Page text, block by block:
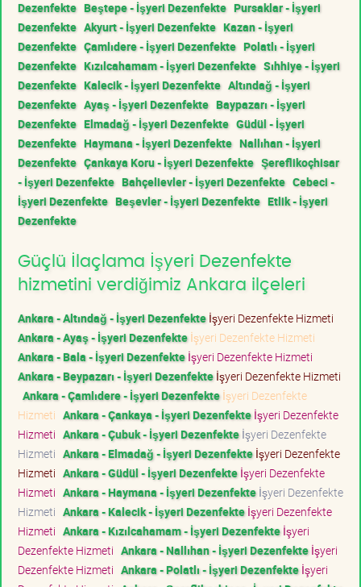
Dezenfekte Beştepe - İşyeri Dezenfekte Pursaklar - İşyeri
Dezenfekte Akyurt - İşyeri Dezenfekte Kazan - İşyeri
Dezenfekte Çamlıdere - İşyeri Dezenfekte Polatlı - İşyeri
Dezenfekte Kızılcahamam - İşyeri Dezenfekte Sıhhiye - İşyeri
Dezenfekte Kalecik - İşyeri Dezenfekte Altındağ - İşyeri
Dezenfekte Ayaş - İşyeri Dezenfekte Baypazarı - İşyeri
Dezenfekte Elmadağ - İşyeri Dezenfekte Güdül - İşyeri
Dezenfekte Haymana - İşyeri Dezenfekte Nallıhan - İşyeri
Dezenfekte Çankaya Koru - İşyeri Dezenfekte Şereflikoçhisar
- İşyeri Dezenfekte Bahçelievler - İşyeri Dezenfekte Cebeci -
İşyeri Dezenfekte Beşevler - İşyeri Dezenfekte Etlik - İşyeri
Dezenfekte
Güçlü İlaçlama İşyeri Dezenfekte
hizmetini verdiğimiz Ankara ilçeleri
Ankara - Altındağ - İşyeri Dezenfekteİşyeri Dezenfekte Hizmeti
Ankara - Ayaş - İşyeri Dezenfekteİşyeri Dezenfekte Hizmeti
Ankara - Bala - İşyeri Dezenfekteİşyeri Dezenfekte Hizmeti
Ankara - Beypazarı - İşyeri Dezenfekteİşyeri Dezenfekte Hizmeti
Ankara - Çamlıdere - İşyeri Dezenfekteİşyeri Dezenfekte
Hizmeti Ankara - Çankaya - İşyeri Dezenfekteİşyeri Dezenfekte
Hizmeti Ankara - Çubuk - İşyeri Dezenfekteİşyeri Dezenfekte
Hizmeti Ankara - Elmadağ - İşyeri Dezenfekteİşyeri Dezenfekte
Hizmeti Ankara - Güdül - İşyeri Dezenfekteİşyeri Dezenfekte
Hizmeti Ankara - Haymana - İşyeri Dezenfekteİşyeri Dezenfekte
Hizmeti Ankara - Kalecik - İşyeri Dezenfekteİşyeri Dezenfekte
Hizmeti Ankara - Kızılcahamam - İşyeri Dezenfekteİşyeri
Dezenfekte Hizmeti Ankara - Nallıhan - İşyeri Dezenfekteİşyeri
Dezenfekte Hizmeti Ankara - Polatlı - İşyeri Dezenfekteİşyeri